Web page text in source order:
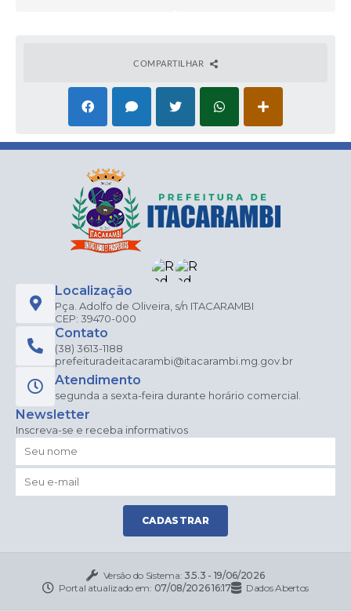
COMPARTILHAR
Localização
Pça. Adolfo de Oliveira, s/n ITACARAMBI
CEP: 39470-000
Contato
(38) 3613-1188
prefeituradeitacarambi@itacarambi.mg.gov.br
Atendimento
segunda a sexta-feira durante horário comercial.
Newsletter
Inscreva-se e receba informativos
CADASTRAR
Versão do Sistema: 3.5.3 - 19/06/2026
Portal atualizado em: 07/08/2026 16:17 Dados Abertos